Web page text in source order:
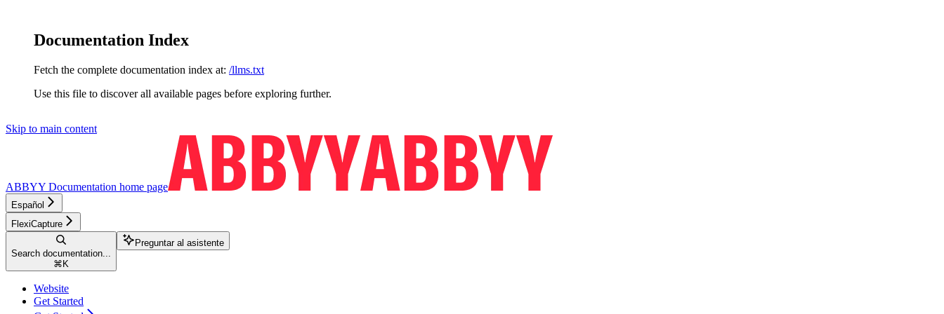
Documentation Index
Fetch the complete documentation index at: /llms.txt
Use this file to discover all available pages before exploring further.
Skip to main content
ABBYY Documentation home page
Español
FlexiCapture
Search documentation...
⌘ K
Preguntar al asistente
Website
Get Started